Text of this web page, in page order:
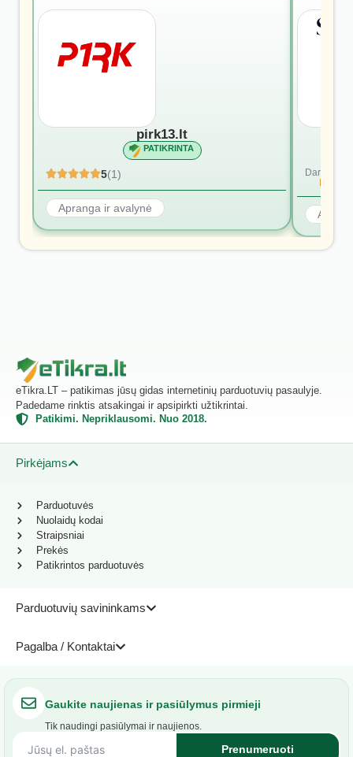
pirk13.lt
PATIKRINTA
5(1)
Apranga ir avalynė
Dar nėra
eTikra.LT – patikimas jūsų gidas internetinių parduotuvių pasaulyje.
Padedame rinktis atsakingai ir apsipirkti užtikrintai.
Patikimi. Nepriklausomi. Nuo 2018.
Pirkėjams
Parduotuvių savininkams
Pagalba / Kontaktai
Parduotuvės
Nuolaidų kodai
Straipsniai
Prekės
Patikrintos parduotuvės
Gaukite naujienas ir pasiūlymus pirmieji
Tik naudingi pasiūlymai ir naujienos.
Prenumeruoti